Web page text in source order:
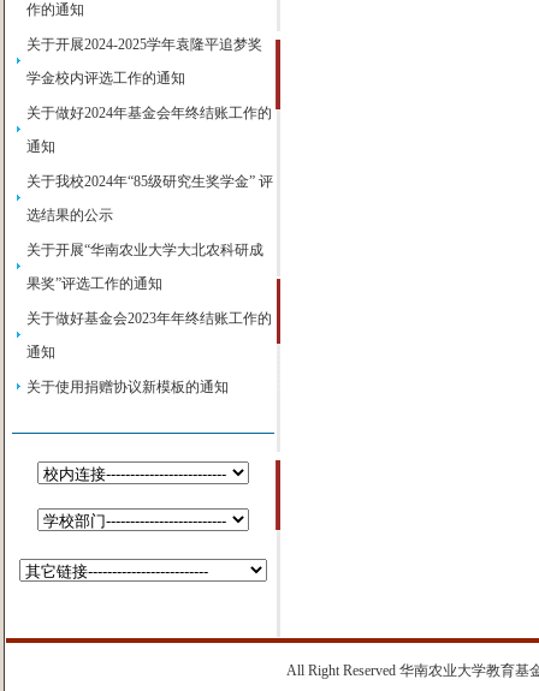
作的通知
关于开展2024-2025学年袁隆平追梦奖
学金校内评选工作的通知
关于做好2024年基金会年终结账工作的
通知
关于我校2024年“85级研究生奖学金” 评
选结果的公示
关于开展“华南农业大学大北农科研成
果奖”评选工作的通知
关于做好基金会2023年年终结账工作的
通知
关于使用捐赠协议新模板的通知
All Right Reserved 华南农业大学教育